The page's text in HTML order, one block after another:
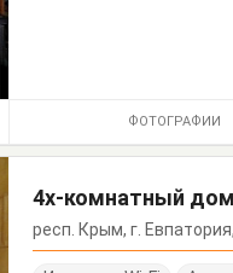
ФОТОГРАФИИ
4х-комнатный
респ. Крым, г.